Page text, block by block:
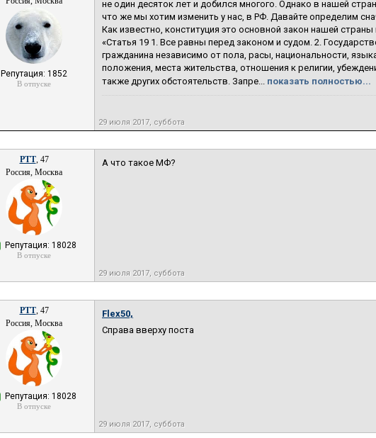
Репутация: 1852
В отпуске
не один десяток лет и добился многого. Однако в нашей
что же мы хотим изменить у нас, в РФ. Давайте определим
Как известно, конституция это основной закон нашей
«Статья 19 1. Все равны перед законом и судом. 2.
гражданина независимо от пола, расы, национальности,
положения, места жительства, отношения к религии,
также других обстоятельств. Запре... показать полностью...
29 июля 2017, суббота
РТТ, 47
Россия, Москва
Репутация: 18028
В отпуске
А что такое МФ?
29 июля 2017, суббота
РТТ, 47
Россия, Москва
Репутация: 18028
В отпуске
Flex50,
Справа вверху поста
29 июля 2017, суббота